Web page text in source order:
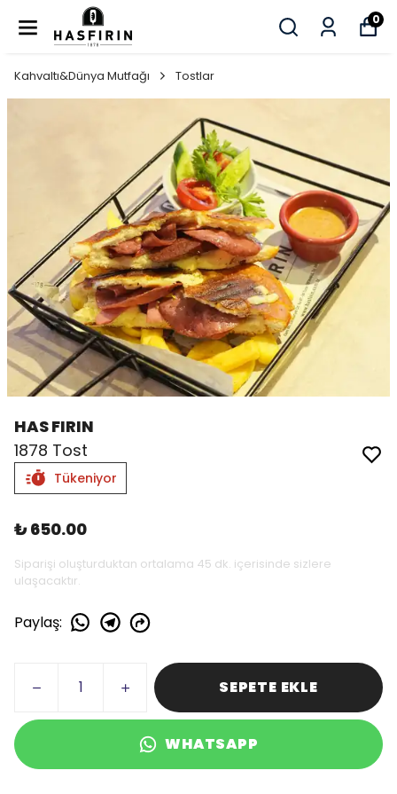
0
Kahvaltı&Dünya Mutfağı Tostlar
HAS FIRIN
1878 Tost
Tükeniyor
₺ 650.00
Siparişi oluşturduktan ortalama 45 dk. içerisinde sizlere
ulaşacaktır.
Paylaş:
SEPETE EKLE
WHATSAPP